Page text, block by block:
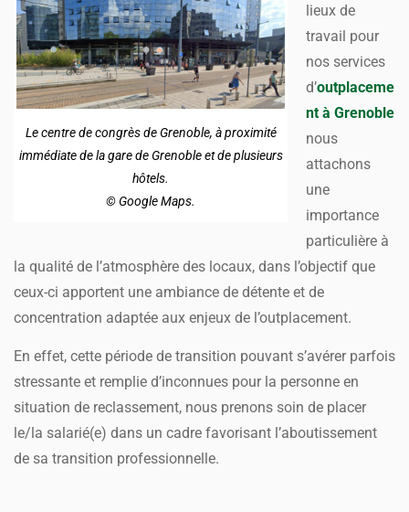
Le centre de congrès de Grenoble, à proximité
immédiate de la gare de Grenoble et de plusieurs
hôtels.
© Google Maps.
lieux de
travail pour
nos services
d’outplaceme
nt à Grenoble
nous
attachons
une
importance
particulière à
la qualité de l’atmosphère des locaux, dans l’objectif que
ceux-ci apportent une ambiance de détente et de
concentration adaptée aux enjeux de l’outplacement.
En effet, cette période de transition pouvant s’avérer parfois
stressante et remplie d’inconnues pour la personne en
situation de reclassement, nous prenons soin de placer
le/la salarié(e) dans un cadre favorisant l’aboutissement
de sa transition professionnelle.